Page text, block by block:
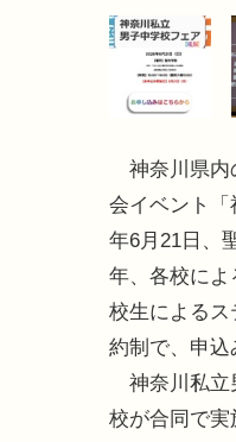
神奈川県内
会イベント「
年6月21日、
年、各校に
校生による
約制で、申込
神奈川私立
校が合同で実